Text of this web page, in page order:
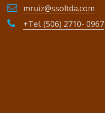
mruiz@ssoltda.com
+Tel. (506) 2710- 0967